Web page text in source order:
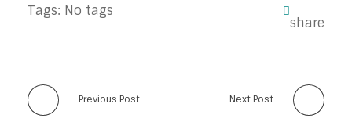
Tags: No tags
Previous Post Next Post